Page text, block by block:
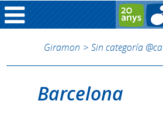
Giramon > Sin categoría @ca
Barcelona